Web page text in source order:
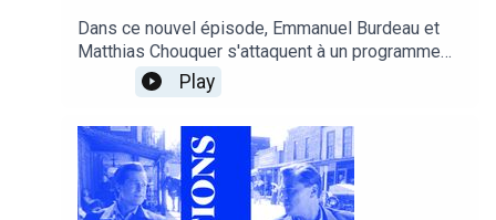
Dans ce nouvel épisode, Emmanuel Burdeau et
Matthias Chouquer s'attaquent à un programme
100% allemand : l'immense Werner Herzog, à
l'occasion de la sortie de son nouveau film « Au
coeur des volcans - Requiem pour Katia et
Maurice Krafft » et « Leni Riefenstahl, la lumière
et les ombres », documentaire clairvoyant sur la
trouble cinéaste.
Play